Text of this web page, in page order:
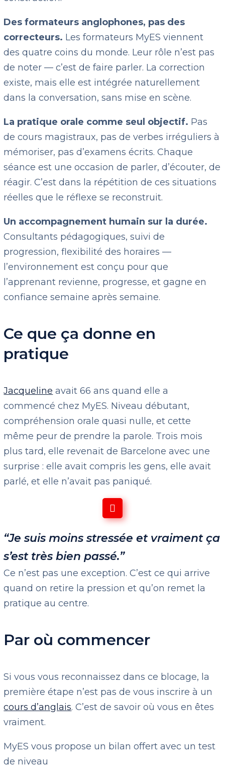
Des formateurs anglophones, pas des
correcteurs. Les formateurs MyES viennent
des quatre coins du monde. Leur rôle n’est pas
de noter — c’est de faire parler. La correction
existe, mais elle est intégrée naturellement
dans la conversation, sans mise en scène.
La pratique orale comme seul objectif. Pas
de cours magistraux, pas de verbes irréguliers à
mémoriser, pas d’examens écrits. Chaque
séance est une occasion de parler, d’écouter, de
réagir. C’est dans la répétition de ces situations
réelles que le réflexe se reconstruit.
Un accompagnement humain sur la durée.
Consultants pédagogiques, suivi de
progression, flexibilité des horaires —
l’environnement est conçu pour que
l’apprenant revienne, progresse, et gagne en
confiance semaine après semaine.
Ce que ça donne en
pratique
Jacqueline avait 66 ans quand elle a
commencé chez MyES. Niveau débutant,
compréhension orale quasi nulle, et cette
même peur de prendre la parole. Trois mois
plus tard, elle revenait de Barcelone avec une
surprise : elle avait compris les gens, elle avait
parlé, et elle n’avait pas paniqué.
“Je suis moins stressée et vraiment ça
s’est très bien passé.”
Ce n’est pas une exception. C’est ce qui arrive
quand on retire la pression et qu’on remet la
pratique au centre.
Par où commencer
Si vous vous reconnaissez dans ce blocage, la
première étape n’est pas de vous inscrire à un
cours d’anglais. C’est de savoir où vous en êtes
vraiment.
MyES vous propose un bilan offert avec un test
de niveau